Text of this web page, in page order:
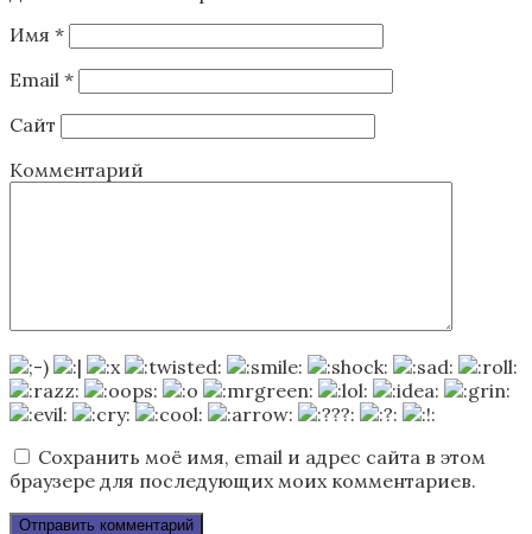
Имя *
Email *
Сайт
Комментарий
Сохранить моё имя, email и адрес сайта в этом
браузере для последующих моих комментариев.